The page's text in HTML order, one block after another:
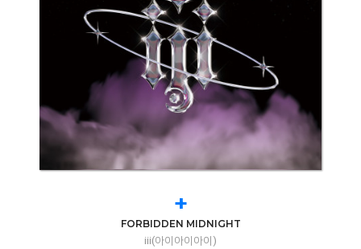
+
FORBIDDEN MIDNIGHT
iii(아이아이아이)